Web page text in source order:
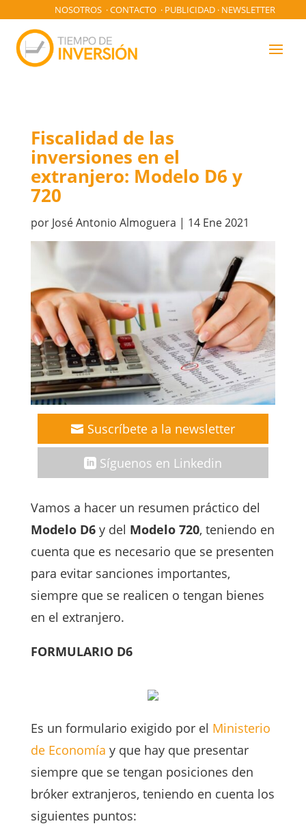
NOSOTROS ·CONTACTO · PUBLICIDAD · NEWSLETTER
Fiscalidad de las
inversiones en el
extranjero: Modelo D6 y
720
por José Antonio Almoguera | 14 Ene 2021
Suscríbete a la newsletter
Síguenos en Linkedin
Vamos a hacer un resumen práctico del
Modelo D6y del Modelo 720, teniendo en
cuenta que es necesario que se presenten
para evitar sanciones importantes,
siempre que se realicen o tengan bienes
en el extranjero.
FORMULARIO D6
Es un formulario exigido por el Ministerio
de Economía y que hay que presentar
siempre que se tengan posiciones den
bróker extranjeros, teniendo en cuenta los
siguientes puntos: